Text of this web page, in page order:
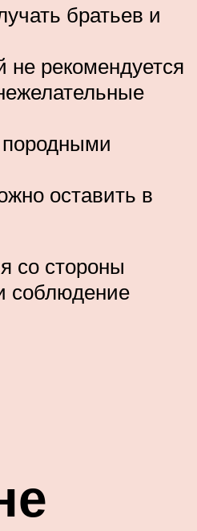
братьев и
не рекомендуется
оставить в
со стороны
соблюдение